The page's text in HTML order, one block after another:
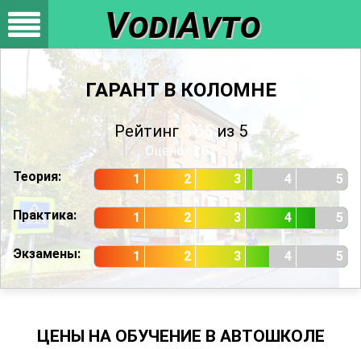
VodiAvto
ГАРАНТ В КОЛОМНЕ
Рейтинг 3.65из 5
Оценок
283
Теория:
1 2 3 4 5
Практика: 1 2 3 4 5
Экзамены: 1 2 3 4 5
ЦЕНЫ НА ОБУЧЕНИЕ В АВТОШКОЛЕ